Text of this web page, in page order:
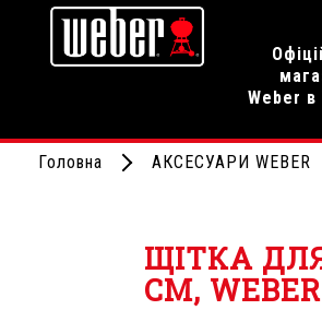
Weber в
Головна АКСЕСУАРИ WEBER
ЩІТКА
СМ,